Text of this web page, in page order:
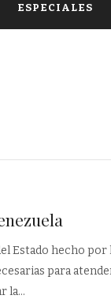
ESPECIALES
Estado hecho
para
la